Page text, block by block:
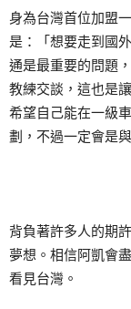
身為台灣首位加盟
是：「想要走到國
通是最重要的問題
教練交談，這也是
希望自己能在一級
劃，不過一定會是
背負著許多人的期
夢想。相信阿凱會
看見台灣。